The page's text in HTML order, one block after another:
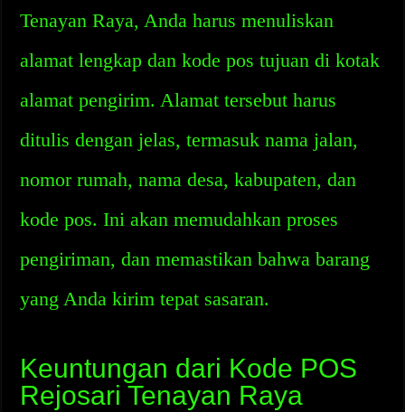
Tenayan Raya, Anda harus menuliskan
alamat lengkap dan kode pos tujuan di kotak
alamat pengirim. Alamat tersebut harus
ditulis dengan jelas, termasuk nama jalan,
nomor rumah, nama desa, kabupaten, dan
kode pos. Ini akan memudahkan proses
pengiriman, dan memastikan bahwa barang
yang Anda kirim tepat sasaran.
Keuntungan dari Kode POS
Rejosari Tenayan Raya